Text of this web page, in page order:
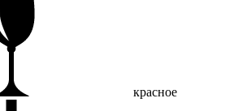
красное